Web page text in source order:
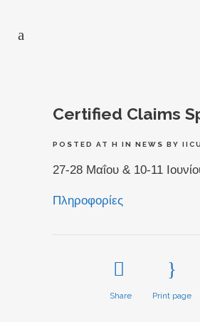
Certified Claims
POSTED AT H IN NEWS BY
27-28 Μαΐου & 10-11
Πληροφορίες
Share Print page